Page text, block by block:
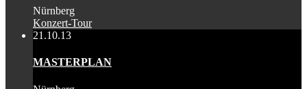
Nürnberg
Konzert-Tour
21.10.13
MASTERPLAN